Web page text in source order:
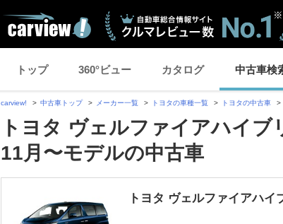
トップ 360°ビュー カタログ 中古車検
carview! 中古車トップ メーカー一覧 トヨタの車種一覧 トヨタの中古車
トヨタ ヴェルファイアハイブ
11月〜モデルの中古車
トヨタ ヴェルファイアハイ